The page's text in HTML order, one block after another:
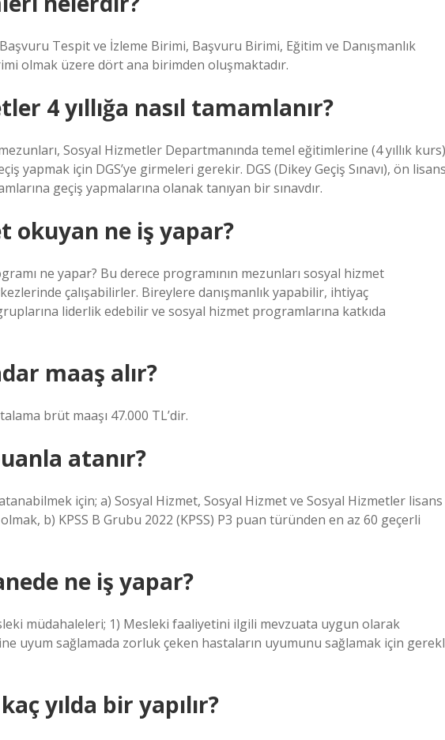
Tespit ve İzleme Birimi, Başvuru Birimi, Eğitim ve Danışmanlık
olmak üzere dört ana birimden oluşmaktadır.
4 yıllığa nasıl tamamlanır?
Sosyal Hizmetler Departmanında temel eğitimlerine (4 yıllık kurs)
yapmak için DGS’ye girmeleri gerekir. DGS (Dikey Geçiş Sınavı), ön
geçiş yapmalarına olanak tanıyan bir sınavdır.
okuyan ne iş yapar?
ne yapar? Bu derece programının mezunları sosyal hizmet
çalışabilirler. Bireylere danışmanlık yapabilir, ihtiyaç
liderlik edebilir ve sosyal hizmet programlarına katkıda
maaş alır?
brüt maaşı 47.000 TL’dir.
atanır?
için; a) Sosyal Hizmet, Sosyal Hizmet ve Sosyal Hizmetler lisans
b) KPSS B Grubu 2022 (KPSS) P3 puan türünden en az 60 geçerli
ne iş yapar?
müdahaleleri; 1) Mesleki faaliyetini ilgili mevzuata uygun olarak
uyum sağlamada zorluk çeken hastaların uyumunu sağlamak için
yılda bir yapılır?